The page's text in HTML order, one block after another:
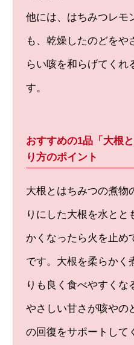
他には、はちみつレモ
も、乾燥したのどをや
らい咳を和らげてくれ
す。
おすすめの1品「大根
り方のポイント
大根とはちみつの煮物
りにした大根を水とと
かくなったら火を止め
です。大根を柔らかく
りも良く食べやすくな
やさしい甘さが咳やの
の回復をサポートして